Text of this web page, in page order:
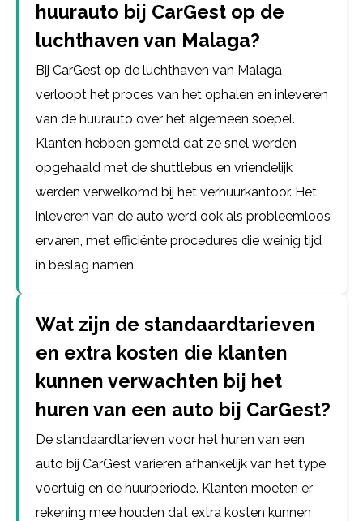
huurauto bij CarGest op de
luchthaven van Malaga?
Bij CarGest op de luchthaven van Malaga
verloopt het proces van het ophalen en inleveren
van de huurauto over het algemeen soepel.
Klanten hebben gemeld dat ze snel werden
opgehaald met de shuttlebus en vriendelijk
werden verwelkomd bij het verhuurkantoor. Het
inleveren van de auto werd ook als probleemloos
ervaren, met efficiënte procedures die weinig tijd
in beslag namen.
Wat zijn de standaardtarieven
en extra kosten die klanten
kunnen verwachten bij het
huren van een auto bij CarGest?
De standaardtarieven voor het huren van een
auto bij CarGest variëren afhankelijk van het type
voertuig en de huurperiode. Klanten moeten er
rekening mee houden dat extra kosten kunnen